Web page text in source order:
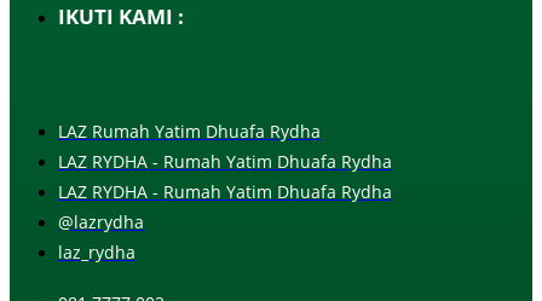
IKUTI KAMI :
LAZ Rumah Yatim Dhuafa Rydha
LAZ RYDHA - Rumah Yatim Dhuafa Rydha
LAZ RYDHA - Rumah Yatim Dhuafa Rydha
@lazrydha
laz_rydha